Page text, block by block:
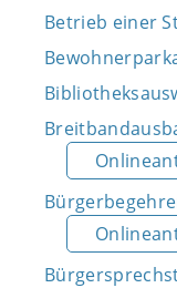
Betrieb einer